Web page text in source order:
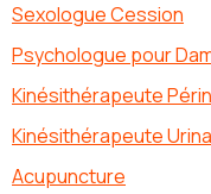
Sexologue Cession
Psychologue pour
Kinésithérapeute
Kinésithérapeute
Acupuncture